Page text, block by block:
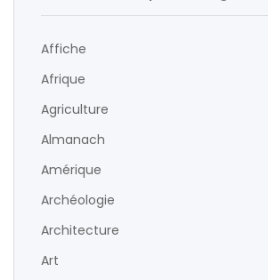
Affiche
Afrique
Agriculture
Almanach
Amérique
Archéologie
Architecture
Art